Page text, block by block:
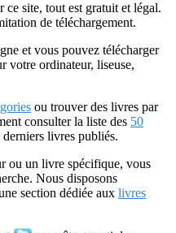
site, tout est gratuit et légal.
de téléchargement.
et vous pouvez télécharger
votre ordinateur, liseuse,
ou trouver des livres par
consulter la liste des 50
derniers livres publiés.
ou un livre spécifique, vous
Nous disposons
section dédiée aux livres